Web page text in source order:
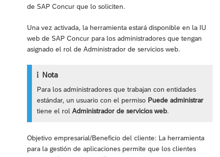
de SAP Concur que lo soliciten.
Una vez activada, la herramienta estará disponible en la IU
web de SAP Concur para los administradores que tengan
asignado el rol de Administrador de servicios web.
Nota
Para los administradores que trabajan con entidades
estándar, un usuario con el permiso Puede administrar
tiene el rolAdministrador de servicios web.
Objetivo empresarial/Beneficio del cliente: La herramienta
para la gestión de aplicaciones permite que los clientes